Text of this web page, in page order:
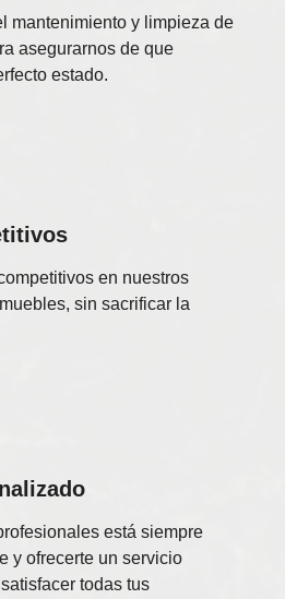
mantenimiento y limpieza de
asegurarnos de que
estado.
en nuestros
sin sacrificar la
está siempre
y ofrecerte un servicio
todas tus